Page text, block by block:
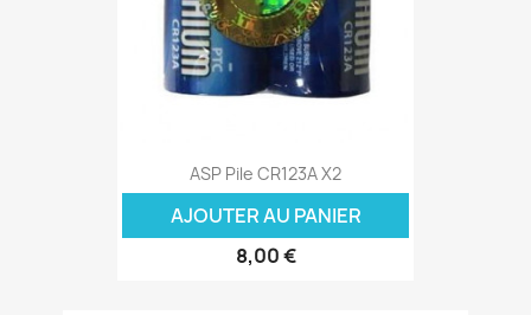
ASP Pile CR123A X2
AJOUTER AU PANIER
8,00 €